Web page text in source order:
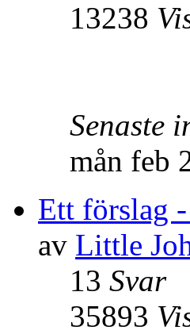
13238
Senaste
mån feb
Ett förslag
av Little
13 Svar
35893